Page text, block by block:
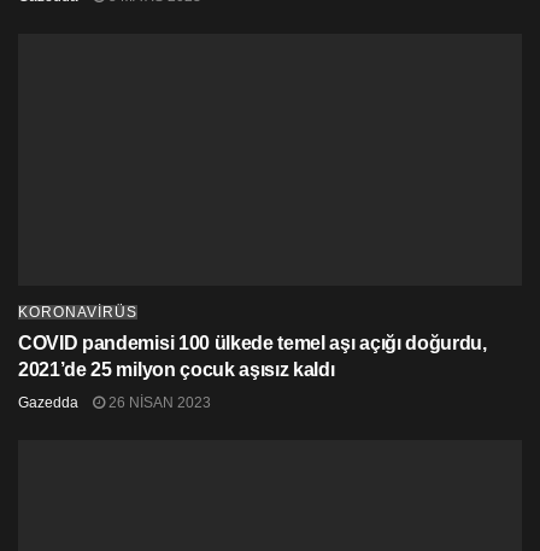
KORONAVİRÜS
COVID pandemisi 100 ülkede temel aşı açığı doğurdu,
2021’de 25 milyon çocuk aşısız kaldı
Gazedda 26 NISAN 2023